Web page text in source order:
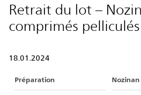
Retrait du lot –
comprimés pelliculés
18.01.2024
Préparation